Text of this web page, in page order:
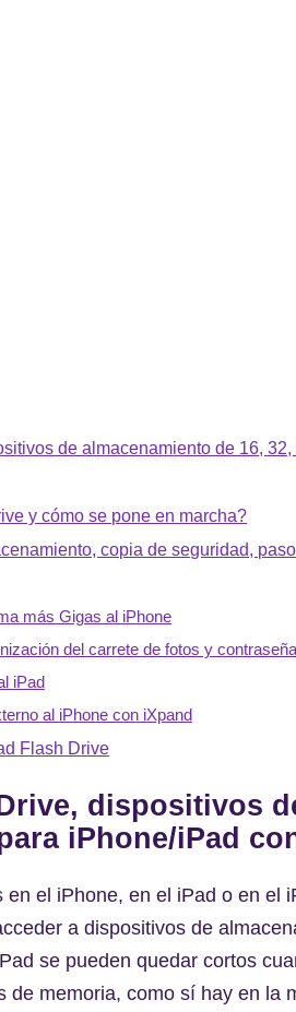
de almacenamiento de 16,
y cómo se pone en marcha?
copia de seguridad,
más Gigas al iPhone
del carrete de fotos y contraseña
iPad
al iPhone con iXpand
Flash Drive
dispositivos
iPhone/iPad
el iPhone, en el iPad o en el
a dispositivos de
se pueden quedar cortos
de memoria, como sí hay en la